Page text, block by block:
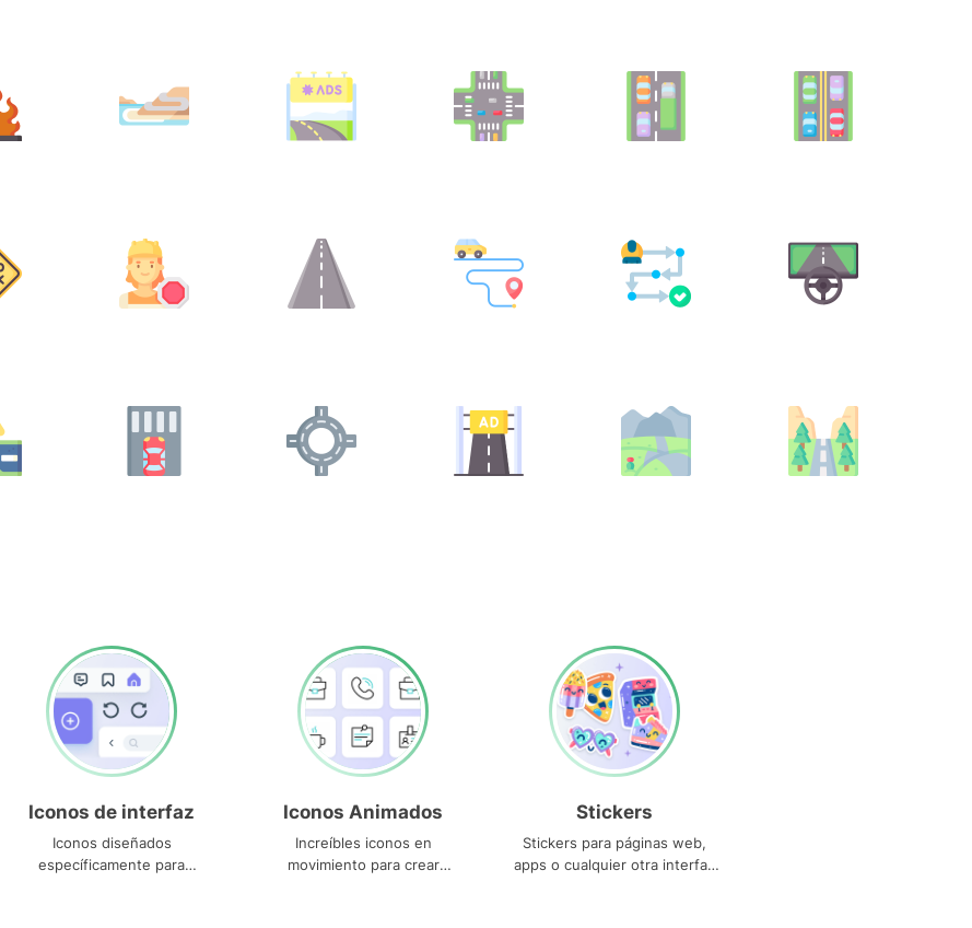
Iconos de interfaz
Iconos diseñados
específicamente para
Iconos Animados
Increíbles iconos en
movimiento para crear
Stickers
Stickers para páginas web,
apps o cualquier otra interfaz